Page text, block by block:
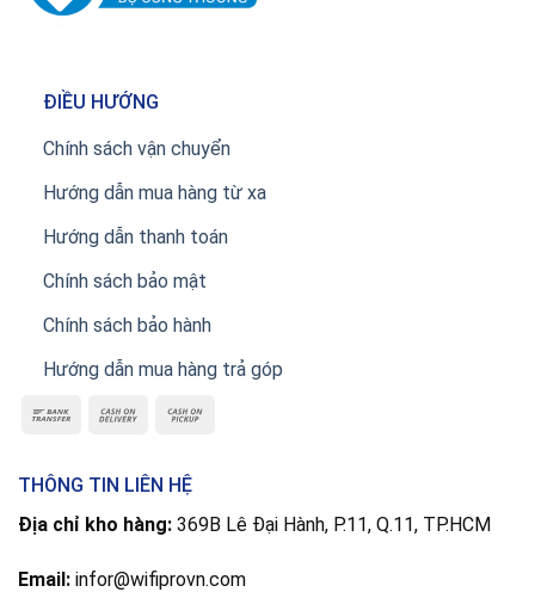
ĐIỀU HƯỚNG
Chính sách vận chuyển
Hướng dẫn mua hàng từ xa
Hướng dẫn thanh toán
Chính sách bảo mật
Chính sách bảo hành
Hướng dẫn mua hàng trả góp
THÔNG TIN LIÊN HỆ
Địa chỉ kho hàng: 369B Lê Đại Hành, P.11, Q.11, TP.HCM
Email: infor@wifiprovn.com